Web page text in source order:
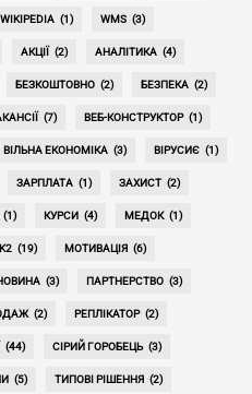
WIKIPEDIA (1) WMS (3)
АКЦІЇ (2) АНАЛІТИКА (4)
БЕЗКОШТОВНО (2) БЕЗПЕКА (2)
(7) ВЕБ-КОНСТРУКТОР (1)
ВІЛЬНА ЕКОНОМІКА (3) ВІРУСИЄ (1)
ЗАРПЛАТА (1) ЗАХИСТ (2)
(1) КУРСИ (4) МЕДОК (1)
(19) МОТИВАЦІЯ (6)
(3) ПАРТНЕРСТВО (3)
(2) РЕПЛІКАТОР (2)
(44) СІРИЙ ГОРОБЕЦЬ (3)
(5) ТИПОВІ РІШЕННЯ (2)